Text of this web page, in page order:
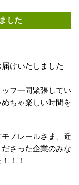
した
けいたしました
フ一同緊張してい
ちゃ楽しい時間を
ノレールさま、近
さった企業のみな
！！